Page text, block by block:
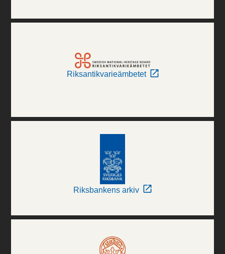
Riksantikvarieämbetet
Riksbankens arkiv